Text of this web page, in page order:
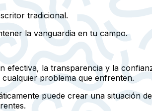
tradicional.
la vanguardia en tu campo.
efectiva, la transparencia y la
problema que enfrenten.
puede crear una situación